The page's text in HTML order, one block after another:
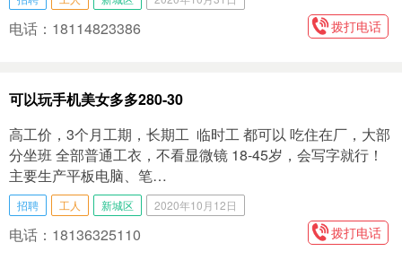
电话：18114823386 拨打电话
可以玩手机美女多多280-30
高工价，3个月工期，长期工 临时工 都可以 吃住在厂，大部
分坐班 全部普通工衣，不看显微镜 18-45岁，会写字就行！
主要生产平板电脑、笔…
招聘 工人 新城区 2020年10月12日
电话：18136325110 拨打电话